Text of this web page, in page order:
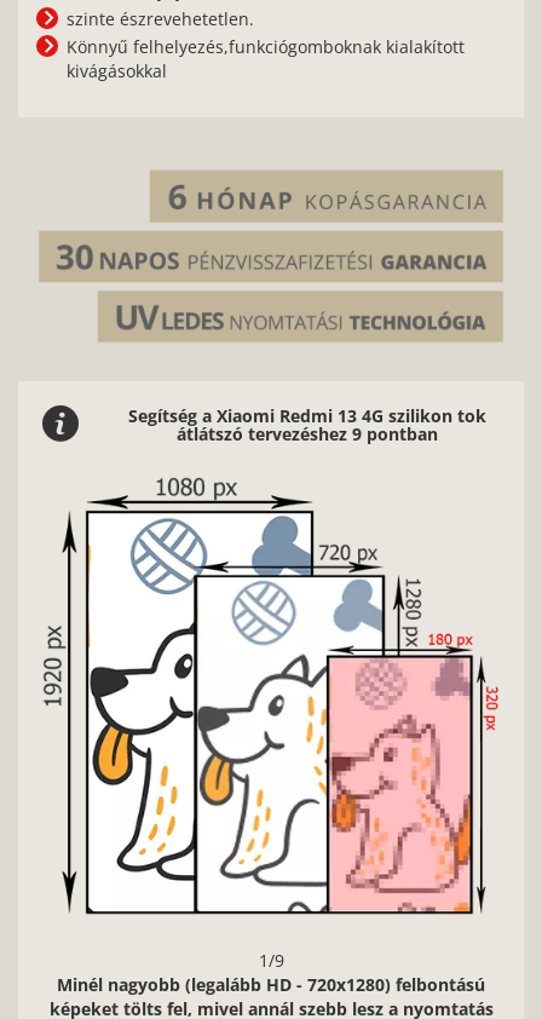
szinte észrevehetetlen.
Könnyű felhelyezés,funkciógomboknak kialakított
kivágásokkal
Segítség a Xiaomi Redmi 13 4G szilikon tok
átlátszó tervezéshez 9 pontban
1/9
Minél nagyobb (legalább HD - 720x1280) felbontású
képeket tölts fel, mivel annál szebb lesz a nyomtatás